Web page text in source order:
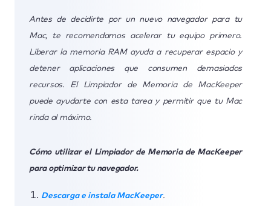
Antes de decidirte por un nuevo navegador para tu
Mac, te recomendamos acelerar tu equipo primero.
Liberar la memoria RAM ayuda a recuperar espacio y
detener aplicaciones que consumen demasiados
recursos. El Limpiador de Memoria de MacKeeper
puede ayudarte con esta tarea y permitir que tu Mac
rinda al máximo.
Cómo utilizar el Limpiador de Memoria de MacKeeper
para optimizar tu navegador.
Descarga e instala MacKeeper.